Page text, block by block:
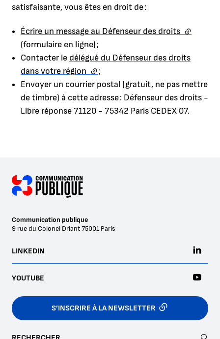
satisfaisante, vous êtes en droit de :
Écrire un message au Défenseur des droits (lien
(formulaire en ligne) ;
Contacter le délégué du Défenseur des droits
dans votre région (lien externe)
;
Envoyer un courrier postal (gratuit, ne pas mettre
de timbre) à cette adresse : Défenseur des droits -
Libre réponse 71120 - 75342 Paris CEDEX 07.
Communication publique
9 rue du Colonel Driant75001 Paris
S’INSCRIRE À LA NEWSLETTER
LINKEDIN
YOUTUBE